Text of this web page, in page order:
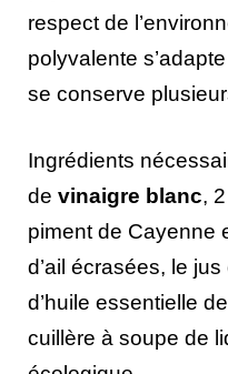
respect de
polyvalente
se conserve
Ingrédients
de vinaigre blanc,
piment de Cayenne
d’ail écrasées, le
d’huile essentielle
cuillère à soupe de